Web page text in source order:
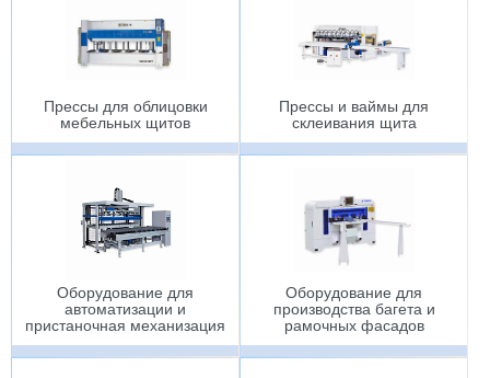
Прессы для облицовки
мебельных щитов
Прессы и ваймы для
cклеивания щита
Оборудование для
автоматизации и
пристаночная механизация
Оборудование для
производства багета и
рамочных фасадов